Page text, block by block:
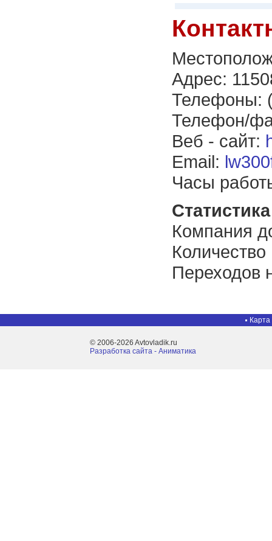
Адрес:
Телефоны:
Телефон/
Веб - сайт:
Email:
Часы
Компания
Переходов
Карта
© 2006-2026 Avtovladik.ru
Разработка сайта - Aниматика